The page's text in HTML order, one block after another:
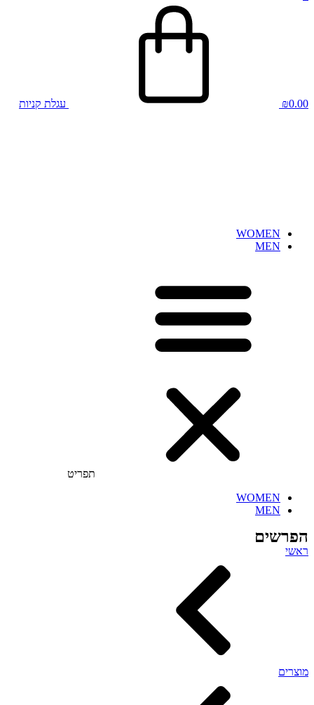
₪0.00 עגלת קניות
WOMEN
MEN
תפריט
WOMEN
MEN
הפרשים
ראשי
מוצרים